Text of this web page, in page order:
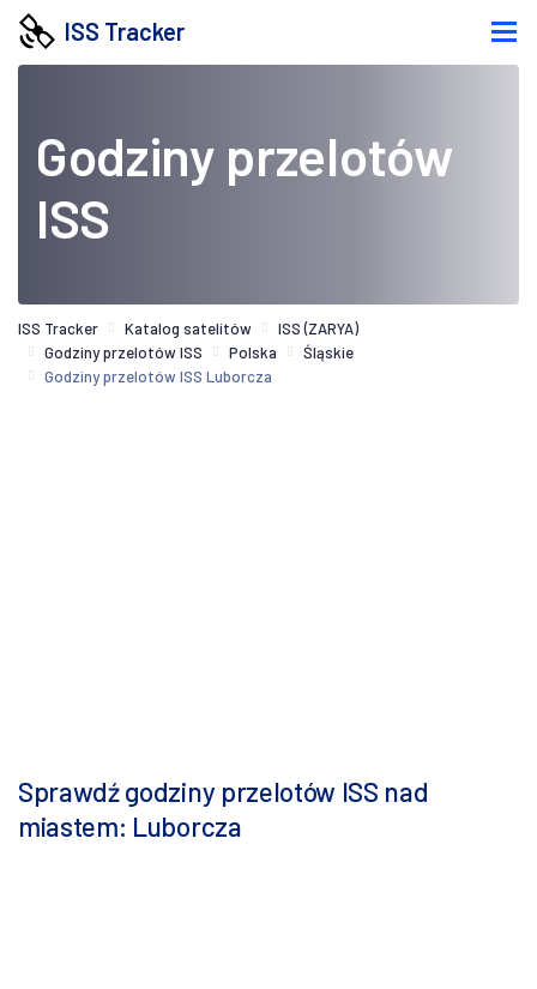
ISS Tracker
Godziny przelotów
ISS
ISS Tracker Katalog satelitów
ISS (ZARYA)
Godziny przelotów ISS
Polska
Śląskie
Godziny przelotów ISS Luborcza
Sprawdź godziny przelotów ISS nad
miastem: Luborcza